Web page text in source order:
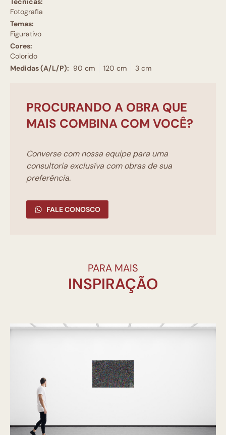
Fotografia
Temas:
Figurativo
Cores:
Colorido
Medidas (A/L/P): 90 cm 120 cm 3 cm
PROCURANDO A OBRA QUE
MAIS COMBINA COM VOCÊ?
Converse com nossa equipe para uma
consultoria exclusíva com obras de sua
preferência.
FALE CONOSCO
PARA MAIS
INSPIRAÇÃO